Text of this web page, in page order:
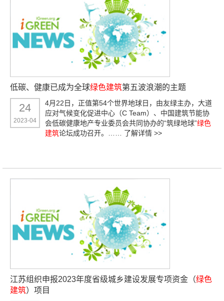
低碳、健康已成为全球绿色建筑第五波浪潮的主题
24
2023-04
4月22日，正值第54个世界地球日，由友绿主办，大道
应对气候变化促进中心（C Team）、中国建筑节能协
会低碳健康地产专业委员会共同协办的“筑绿地球”绿色
建筑论坛成功召开。…… 了解详情 >>
江苏组织申报2023年度省级城乡建设发展专项资金（绿色
建筑）项目